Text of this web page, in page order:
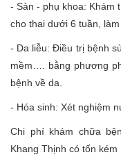
- Sản - phụ khoa: Khám
cho thai dưới 6 tuần,
- Da liễu: Điều trị bệnh
mềm…. bằng phương
bệnh về da.
- Hóa sinh: Xét nghiệm
Chi phí khám chữa
Khang Thịnh có tốn kém